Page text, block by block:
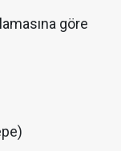
göre